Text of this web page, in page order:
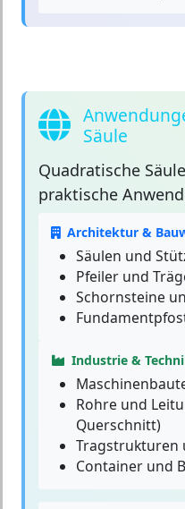
Säule
Quadratische
praktische
Architektur &
Säulen und
Pfeiler und
Schornsteine
Industrie &
Rohre und
Querschnitt)
Tragstrukturen
Container und